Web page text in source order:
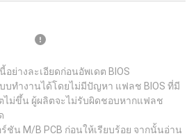
ย่างละเอียดก่อนอัพเดต BIOS
บทำงานได้โดยไม่มีปัญหา แฟลช BIOS ที่มี
ไม่ขึ้น ผู้ผลิตจะไม่รับผิดชอบหากแฟลช
ชัน M/B PCB ก่อนให้เรียบร้อย จากนั้นอ่าน